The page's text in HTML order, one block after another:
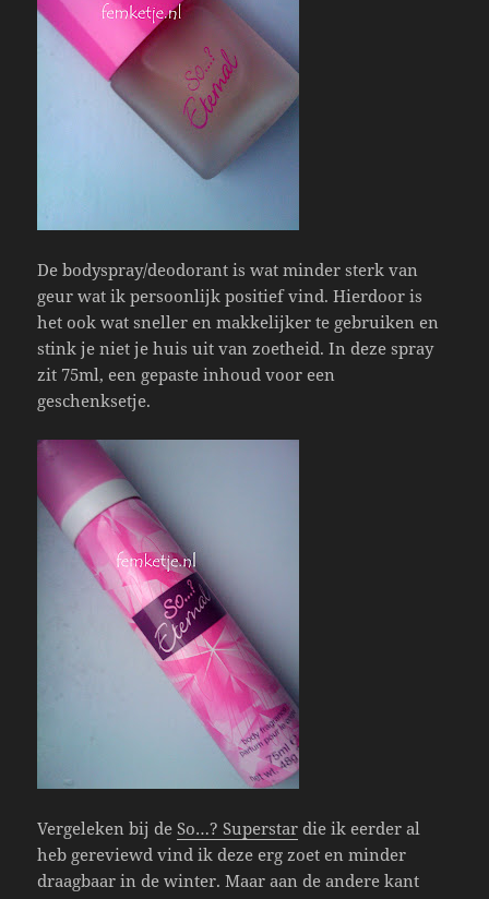
De bodyspray/deodorant is wat minder sterk van
geur wat ik persoonlijk positief vind. Hierdoor is
het ook wat sneller en makkelijker te gebruiken en
stink je niet je huis uit van zoetheid. In deze spray
zit 75ml, een gepaste inhoud voor een
geschenksetje.
Vergeleken bij deSo…? Superstar die ik eerder al
heb gereviewd vind ik deze erg zoet en minder
draagbaar in de winter. Maar aan de andere kant